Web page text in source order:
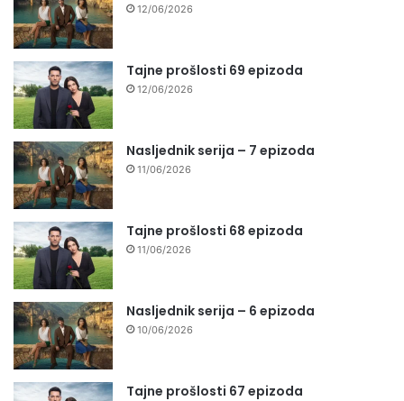
12/06/2026
Tajne prošlosti 69 epizoda
12/06/2026
Nasljednik serija – 7 epizoda
11/06/2026
Tajne prošlosti 68 epizoda
11/06/2026
Nasljednik serija – 6 epizoda
10/06/2026
Tajne prošlosti 67 epizoda